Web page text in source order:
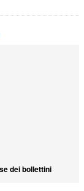
dei bollettini